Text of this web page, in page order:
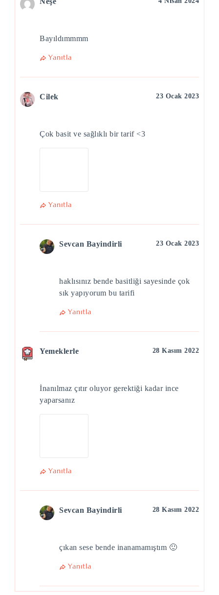
Bayıldımmmm
Yanıtla
Cilek 23 Ocak 2023
Çok basit ve sağlıklı bir tarif <3
Yanıtla
Sevcan Bayindirli 23 Ocak 2023
haklısınız bende basitliği sayesinde çok
sık yapıyorum bu tarifi
Yanıtla
Yemeklerle 28 Kasım 2022
İnanılmaz çıtır oluyor gerektiği kadar ince
yaparsanız
Yanıtla
Sevcan Bayindirli 28 Kasım 2022
çıkan sese bende inanamamıştım 🙂
Yanıtla